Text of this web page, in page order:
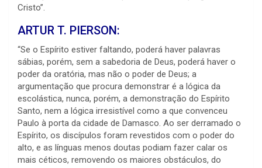
Cristo”.
ARTUR T. PIERSON:
“Se o Espírito estiver faltando, poderá haver palavras
sábias, porém, sem a sabedoria de Deus, poderá haver o
poder da oratória, mas não o poder de Deus; a
argumentação que procura demonstrar é a lógica da
escolástica, nunca, porém, a demonstração do Espírito
Santo, nem a lógica irresistível como a que convenceu
Paulo à porta da cidade de Damasco. Ao ser derramado o
Espírito, os discípulos foram revestidos com o poder do
alto, e as línguas menos doutas podiam fazer calar os
mais céticos, removendo os maiores obstáculos, do